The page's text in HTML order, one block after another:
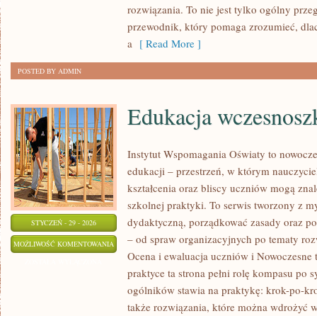
rozwiązania. To nie jest tylko ogólny
przewodnik, który pomaga zrozumieć,
a [ Read More ]
POSTED BY ADMIN
STYCZEŃ - 29 - 2026
MOŻLIWOŚĆ KOMENTOWANIA EDUKACJA
WCZESNOSZKOLNA
Edukacja
Instytut Wspomagania Oświaty to
edukacji – przestrzeń, w którym
kształcenia oraz bliscy uczniów mogą
szkolnej praktyki. To serwis tworzony z
dydaktyczną, porządkować zasady oraz
– od spraw organizacyjnych po tematy
Ocena i ewaluacja uczniów i
praktyce ta strona pełni rolę kompasu po
ogólników stawia na praktykę: krok-po-
także rozwiązania, które można wdrożyć